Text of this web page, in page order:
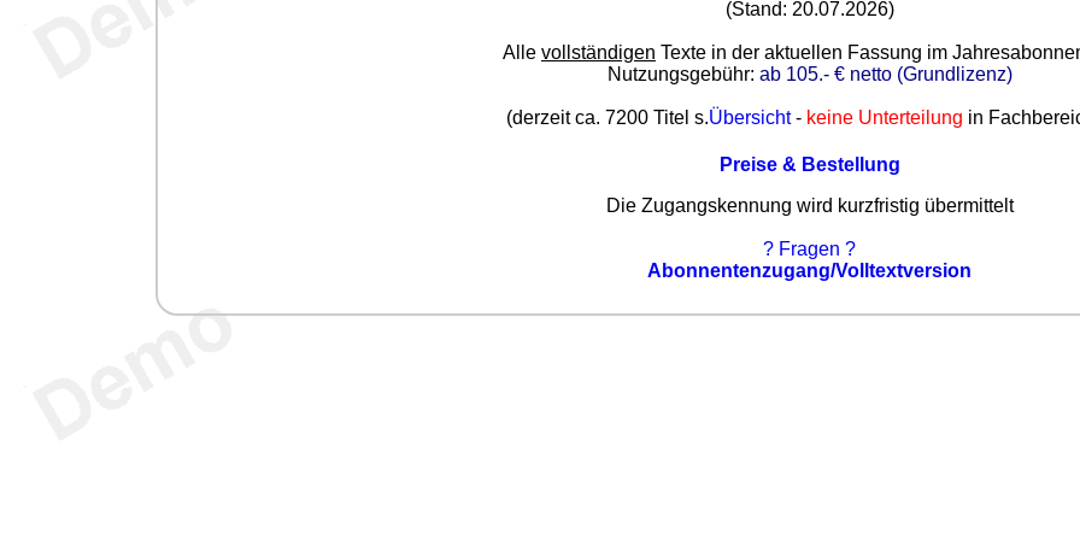
(Stand: 20.07.2026)
Alle vollständigen Texte in der aktuellen Fassung im
Nutzungsgebühr: ab 105.- € netto (Grundlizenz)
(derzeit ca. 7200 Titel s.Übersicht- keine Unterteilung in
Preise & Bestellung
Die Zugangskennung wird kurzfristig übermittelt
? Fragen ?
Abonnentenzugang/Volltextversion